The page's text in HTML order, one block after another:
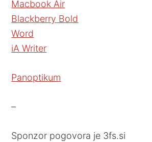
Macbook Air
Blackberry Bold
Word
iA Writer
Panoptikum
–
Sponzor pogovora je 3fs.si